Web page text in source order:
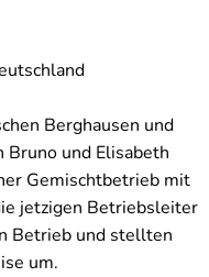
Berghausen und
und Elisabeth
Gemischtbetrieb mit
jetzigen Betriebsleiter
Betrieb und stellten
um.